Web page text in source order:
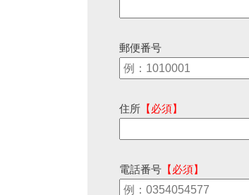
郵便番号
住所 【必須】
電話番号 【必須】